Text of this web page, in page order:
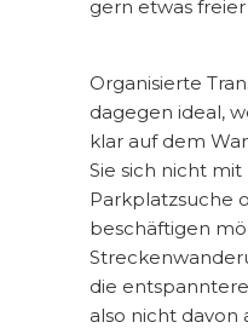
gern etwas
Organisierte
dagegen ideal,
klar auf dem
Sie sich nicht
Parkplatzsuche
beschäftigen
die
also nicht davon